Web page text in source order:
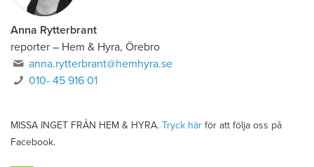
Anna Rytterbrant
reporter – Hem & Hyra, Örebro
anna.rytterbrant@hemhyra.se
010- 45 916 01
MISSA INGET FRÅN HEM & HYRA. Tryck här för att följa oss på
Facebook.